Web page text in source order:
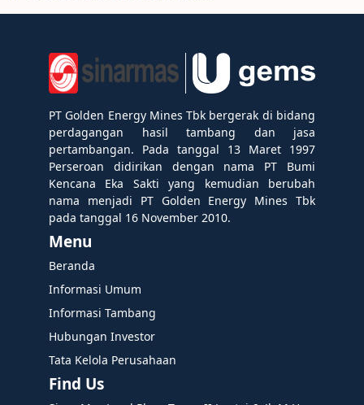
PT Golden Energy Mines Tbk bergerak di bidang
perdagangan hasil tambang dan jasa
pertambangan. Pada tanggal 13 Maret 1997
Perseroan didirikan dengan nama PT Bumi
Kencana Eka Sakti yang kemudian berubah
nama menjadi PT Golden Energy Mines Tbk
pada tanggal 16 November 2010.
Menu
Beranda
Informasi Umum
Informasi Tambang
Hubungan Investor
Tata Kelola Perusahaan
Find Us